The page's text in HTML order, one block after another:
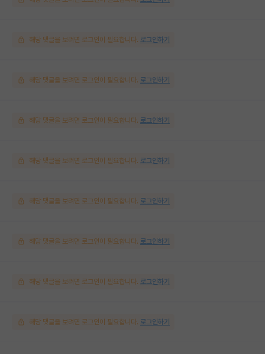
해당 댓글을 보려면 로그인이 필요합니다. 로그인하기
해당 댓글을 보려면 로그인이 필요합니다. 로그인하기
해당 댓글을 보려면 로그인이 필요합니다. 로그인하기
해당 댓글을 보려면 로그인이 필요합니다. 로그인하기
해당 댓글을 보려면 로그인이 필요합니다. 로그인하기
해당 댓글을 보려면 로그인이 필요합니다. 로그인하기
해당 댓글을 보려면 로그인이 필요합니다. 로그인하기
해당 댓글을 보려면 로그인이 필요합니다. 로그인하기